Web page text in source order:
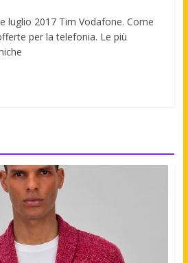
luglio 2017 Tim Vodafone. Come
per la telefonia. Le più